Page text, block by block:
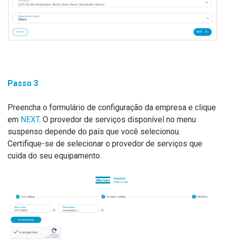
Passo 3
Preencha o formulário de configuração da empresa e clique
em NEXT. O provedor de serviços disponível no menu
suspenso depende do país que você selecionou.
Certifique-se de selecionar o provedor de serviços que
cuida do seu equipamento.